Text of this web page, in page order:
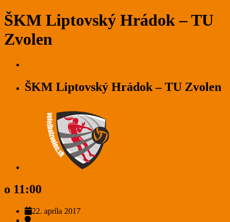
ŠKM Liptovský Hrádok – TU
Zvolen
ŠKM Liptovský Hrádok – TU Zvolen
o 11:00
22. apríla 2017